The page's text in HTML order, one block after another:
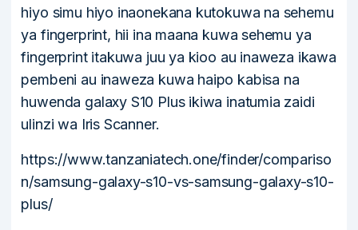
hiyo simu hiyo inaonekana kutokuwa na sehemu
ya fingerprint, hii ina maana kuwa sehemu ya
fingerprint itakuwa juu ya kioo au inaweza ikawa
pembeni au inaweza kuwa haipo kabisa na
huwenda galaxy S10 Plus ikiwa inatumia zaidi
ulinzi wa Iris Scanner.
https://www.tanzaniatech.one/finder/compariso
n/samsung-galaxy-s10-vs-samsung-galaxy-s10-
plus/